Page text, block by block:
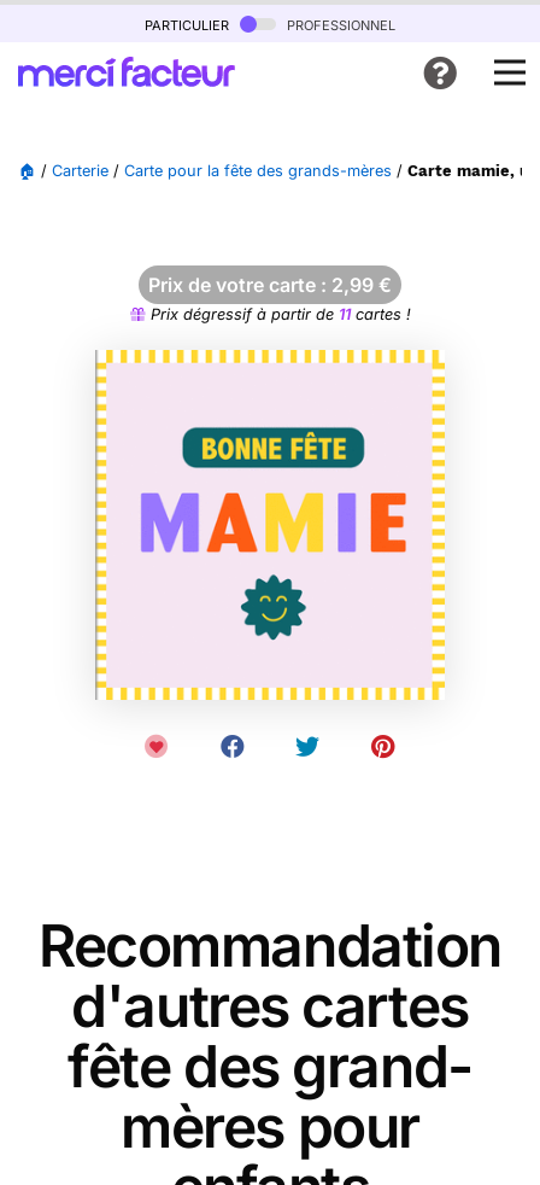
particulier professionnel
🏠 / Carterie / Carte pour la fête des grands-mères / Carte mamie,
Prix de votre carte : 2,99 €
Prix dégressif à partir de 11cartes !
Recommandation
d'autres cartes
fête des grand-
mères pour